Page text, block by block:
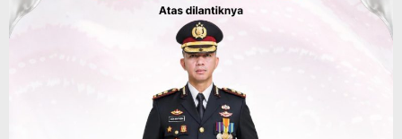
Polres Banjarbaru Selidiki Penyebab
Karhutla di Cempaka, Pemilik Lahan
Mulai Dimintai Keterangan